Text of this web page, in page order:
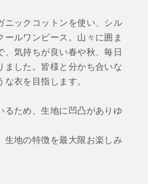
ニックコットンを使い、シル
ールワンピース。山々に囲ま
、気持ちが良い春や秋、毎日
ました。皆様と分かち合いな
衣を目指します。
るため、生地に凹凸がありゆ
生地の特徴を最大限お楽しみ